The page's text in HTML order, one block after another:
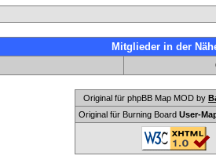
Mitglieder in der
Original für phpBB Map MOD by
Original für Burning Board User-